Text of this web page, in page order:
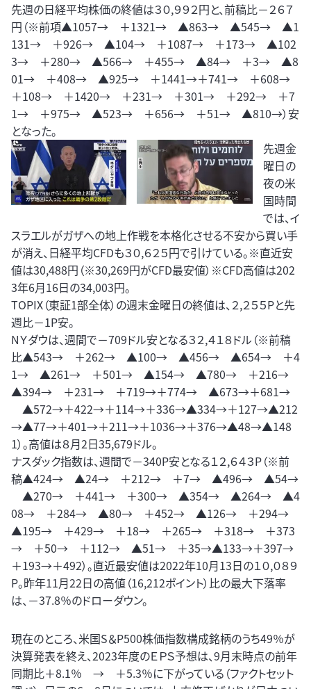
先週の日経平均株価の終値は３０,９９２円と、前稿比－２６７
円（※前項▲1057→ ＋1321→ ▲863→ ▲545→ ▲1
131→ ＋926→ ▲104→ ＋1087→ ＋173→ ▲102
3→ ＋280→ ▲566→ ＋455→ ▲84→ ＋3→ ▲8
01→ ＋408→ ▲925→ ＋1441→＋741→ ＋608→
＋108→ ＋1420→ ＋231→ ＋301→ ＋292→ ＋7
1→ ＋975→ ▲523→ ＋656→ ＋51→ ▲810→）安
となった。
先週金
曜日の
夜の米
国時間
では、イ
スラエルがガザへの地上作戦を本格化させる不安から買い手
が消え、日経平均CFDも３０,６２５円で引けている。※直近安
値は30,488円（※30,269円がCFD最安値）※CFD高値は202
3年6月16日の34,003円。
TOPIX（東証1部全体）の週末金曜日の終値は、２,２５５Pと先
週比－1P安。
NＹダウは、週間で－709ドル安となる３２,４１８ドル（※前稿
比▲543→ ＋262→ ▲100→ ▲456→ ▲654→ ＋4
1→ ▲261→ ＋501→ ▲154→ ▲780→ ＋216→
▲394→ ＋231→ ＋719→＋774→ ▲673→＋681→
▲572→＋422→＋114→＋336→▲334→＋127→▲212
→▲77→＋401→＋211→＋1036→＋376→▲48→▲148
1）。高値は８月2日35,679ドル。
ナスダック指数は、週間で－340P安となる１２,６４３P（※前
稿▲424→ ▲24→ ＋212→ ＋7→ ▲496→ ▲54→
▲270→ ＋441→ ＋300→ ▲354→ ▲264→ ▲4
08→ ＋284→ ▲80→ ＋452→ ▲126→ ＋294→
▲195→ ＋429→ ＋18→ ＋265→ ＋318→ ＋373
→ ＋50→ ＋112→ ▲51→ ＋35→▲133→＋397→
＋193→＋492）。直近最安値は2022年10月13日の１０,０８９
P。昨年11月22日の高値（16,212ポイント）比の最大下落率
は、－37.8％のドローダウン。
現在のところ、米国S＆P500株価指数構成銘柄のうち49％が
決算発表を終え、2023年度のＥＰＳ予想は、9月末時点の前年
同期比＋8.1％ → ＋5.3％に下がっている（ファクトセット